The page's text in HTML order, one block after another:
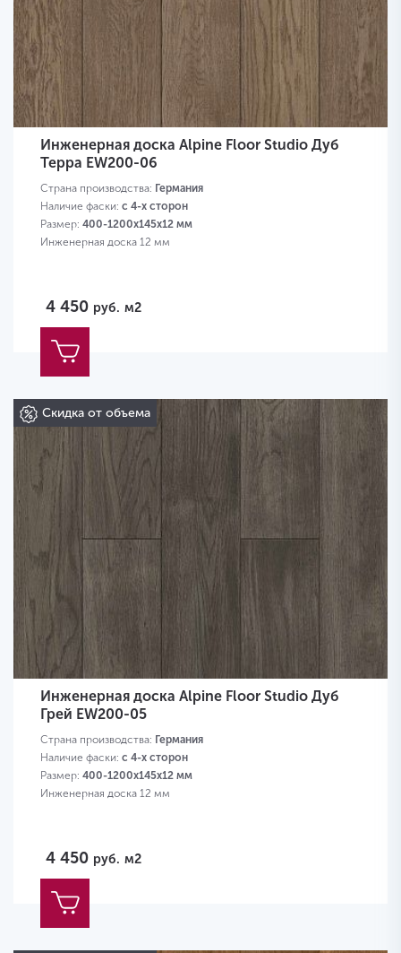
Инженерная доска Alpine Floor Studio Дуб
Терра EW200-06
Страна производства: Германия
Наличие фаски: с 4-х сторон
Размер: 400-1200х145х12 мм
Инженерная доска 12 мм
4 450 руб. м2
Скидка от объема
Инженерная доска Alpine Floor Studio Дуб
Грей EW200-05
Страна производства: Германия
Наличие фаски: с 4-х сторон
Размер: 400-1200х145х12 мм
Инженерная доска 12 мм
4 450 руб. м2